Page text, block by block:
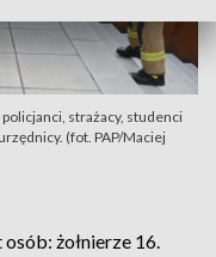
policjanci, strażacy, studenci
(fot. PAP/Maciej
żołnierze 16.